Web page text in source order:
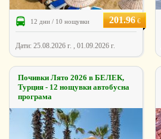
12 дни / 10 нощувки 201.96€
Дати: 25.08.2026 г. , 01.09.2026 г.
Почивки Лято 2026 в БЕЛЕК,
Турция - 12 нощувки автобусна
програма